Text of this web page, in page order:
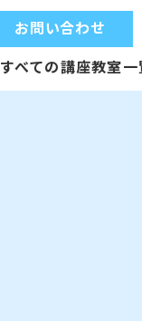
お問い合わせ
すべての講座教室一